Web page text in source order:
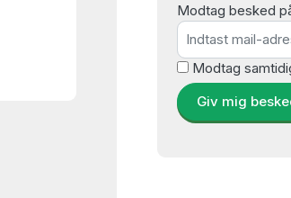
Modtag besked
Modtag
Giv mig